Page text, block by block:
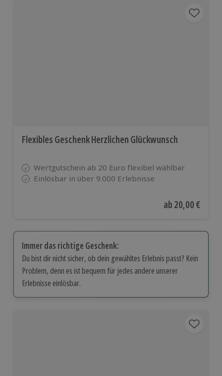
Flexibles Geschenk Herzlichen Glückwunsch
Wertgutschein ab 20 Euro flexibel wählbar
Einlösbar in über 9.000 Erlebnisse
Aktueller Preis
ab20,00 €
Immer das richtige Geschenk:
Du bist dir nicht sicher, ob dein gewähltes Erlebnis passt? Kein
Problem, denn es ist bequem für jedes andere unserer
Erlebnisse einlösbar.